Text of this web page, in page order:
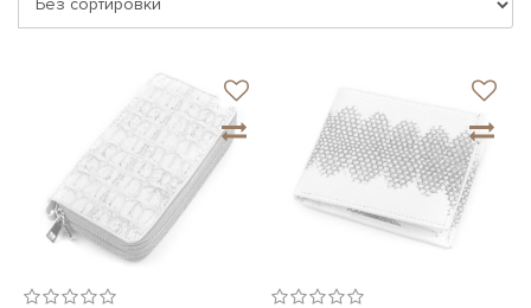
Показать все
Показать все
ЧЕХЛЫ ДЛЯ НОУТБУКОВ